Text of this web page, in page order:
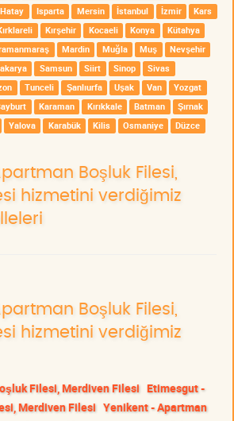
Hatay Isparta Mersin İstanbul İzmir
Kars
Kırşehir Kocaeli Konya
Kütahya
Mardin Muğla Muş
Nevşehir
Samsun Siirt Sinop
Sivas
Tunceli Şanlıurfa Uşak Van
Yozgat
Karaman Kırıkkale Batman
Şırnak
Yalova Karabük Kilis Osmaniye Düzce
Boşluk Filesi,
hizmetini verdiğimiz
Boşluk Filesi,
hizmetini verdiğimiz
Filesi, Merdiven Filesi Etimesgut -
Merdiven Filesi Yenikent - Apartman